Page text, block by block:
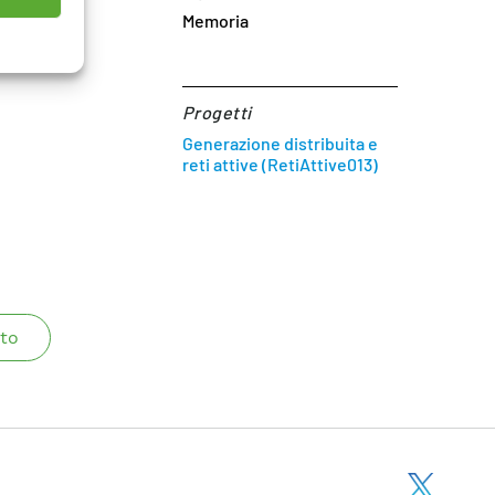
test
Memoria
Progetti
Generazione distribuita e
reti attive (RetiAttive013)